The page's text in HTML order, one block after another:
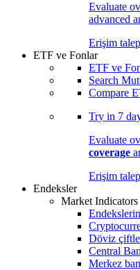
Evaluate
advanced
Erişim
ETF ve Fonlar
ETF ve
Search
Compare
Try in 7
Evaluate
coverage
Erişim
Endeksler
Market Indicators
Endekslerin
Döviz
Central
Merkez